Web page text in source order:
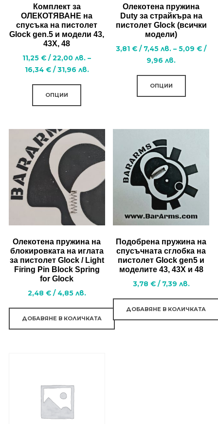
product
page
Комплект за
ОЛЕКОТЯВАНЕ на
спусъка на пистолет
Glock gen.5 и модели 43,
43Х, 48
11,25€ /22,00лв. –
16,34 € /31,96 лв.Price
лв.
through
16,34 €
лв.
ОПЦИИ
This
variants.
The
options
be
chosen
on
product
page
Олекотена пружина
Duty за страйкъра на
пистолет Glock (всички
модели)
3,81€ / 7,45лв. – 5,09€ /
9,96лв.
/
through
9,96
лв.
ОПЦИИ
This
variants.
may
be
chosen
the
product
page
Олекотена пружина на
блокировката на иглата
за пистолет Glock / Light
Firing Pin Block Spring
for Glock
2,48 € / 4,85 лв.
ДОБАВЯНЕ В КОЛИЧКАТА
Подобрена пружина на
спусъчната сглобка на
пистолет Glock gen5 и
моделите 43, 43Х и 48
3,78 € / 7,39 лв.
ДОБАВЯНЕ В КОЛИЧКАТА